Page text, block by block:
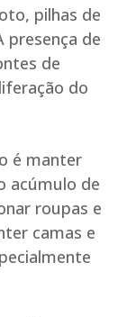
pilhas de
presença de
de
do
é manter
acúmulo de
roupas e
camas e